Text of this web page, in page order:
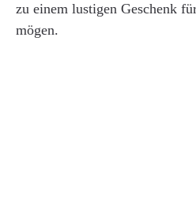
zu einem lustigen Geschenk
mögen.